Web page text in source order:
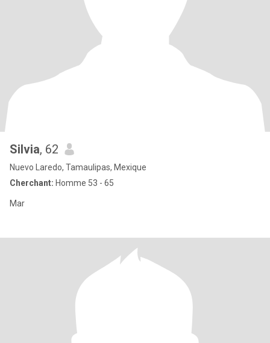
Silvia, 62
Nuevo Laredo, Tamaulipas, Mexique
Cherchant: Homme 53 - 65
Mar